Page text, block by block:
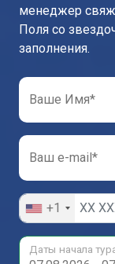
менеджер
Поля со
заполнения.
Ваше Имя*
Ваш e-mail*
+1
Даты начала